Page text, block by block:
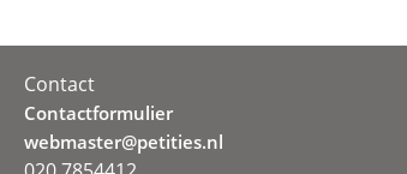
Contact
Contactformulier
webmaster@petities.nl